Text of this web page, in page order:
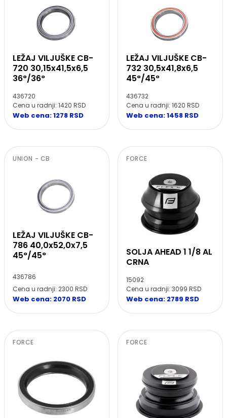
LEŽAJ VILJUŠKE CB-
720 30,15x41,5x6,5
36°/36°
436720
Cena u radnji: 1420 RSD
Web cena: 1278 RSD
LEŽAJ VILJUŠKE CB-
732 30,5x41,8x6,5
45°/45°
436732
Cena u radnji: 1620 RSD
Web cena: 1458 RSD
UNION - CB
LEŽAJ VILJUŠKE CB-
786 40,0x52,0x7,5
45°/45°
436786
Cena u radnji: 2300 RSD
Web cena: 2070 RSD
FORCE
SOLJA AHEAD 1 1/8 AL
CRNA
15092
Cena u radnji: 3099 RSD
Web cena: 2789 RSD
FORCE FORCE